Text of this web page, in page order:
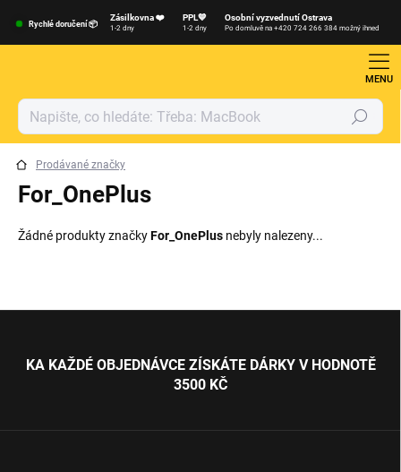
Rychlé doručení 📦
Zásilkovna ❤️ PPL💙 Osobní vyzvednutí Ostrava
1-2 dny 1-2 dny Po domluvě na +420 724 266 384 možný ihned
Hledat
Prodávané značky
For_OnePlus
Žádné produkty značkyFor_OnePlus nebyly nalezeny...
KA KAŽDÉ OBJEDNÁVCE ZÍSKÁTE DÁRKY V HODNOTĚ
3500 KČ